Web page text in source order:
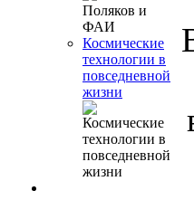
Космические
технологии в
повседневной
жизни